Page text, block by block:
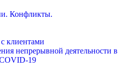
Конфликты.
клиентами
непрерывной деятельности в
19